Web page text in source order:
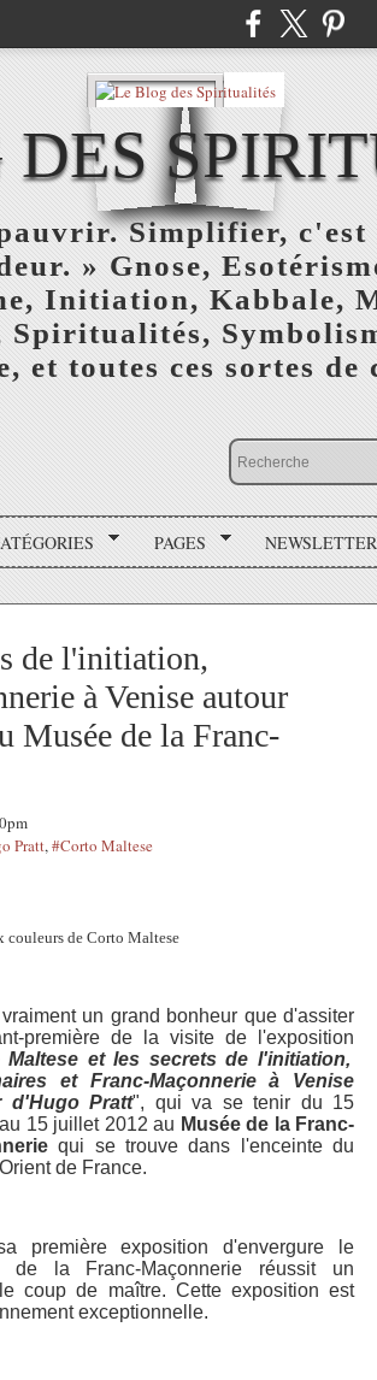
Simplifier, c'est
» Gnose,
Initiation, Kabbale,
et toutes ces sortes de
PAGES NEWSLETTER
de l'initiation,
à Venise autour
Musée de la Franc-
Pratt,#Corto Maltese
couleurs de Corto Maltese
un grand bonheur que d'assiter
première de la visite de l'exposition
Maltese et les secrets de l'initiation,
et Franc-Maçonnerie à Venise
d'Hugo Pratt", qui va se tenir du 15
15 juillet 2012 au Musée de la Franc-
qui se trouve dans l'enceinte du
de France.
première exposition d'envergure le
de la Franc-Maçonnerie réussit un
coup de maître. Cette exposition est
exceptionnelle.